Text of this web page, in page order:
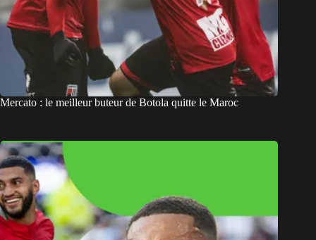
Mercato : le meilleur buteur de Botola quitte le Maroc